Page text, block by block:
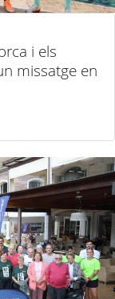
i els
missatge en